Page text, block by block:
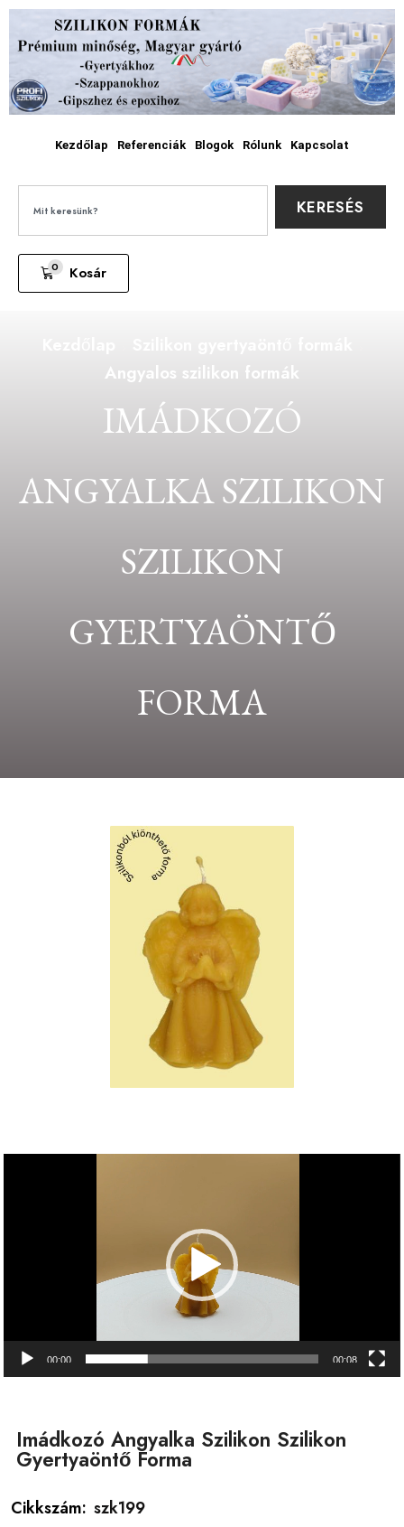
Kezdőlap Referenciák Blogok Rólunk Kapcsolat
KERESÉS
0 Kosár
Angyalos szilikon formák
IMÁDKOZÓ
ANGYALKA SZILIKON
SZILIKON
GYERTYAÖNTŐ
FORMA
00:00 00:08
Imádkozó Angyalka Szilikon Szilikon
Gyertyaöntő Forma
Cikkszám: szk199